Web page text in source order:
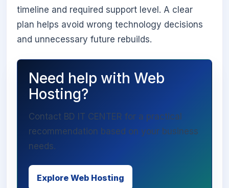
timeline and required support level. A clear
plan helps avoid wrong technology decisions
and unnecessary future rebuilds.
Need help with Web
Hosting?
Contact BD IT CENTER for a practical
recommendation based on your business
needs.
Explore Web Hosting